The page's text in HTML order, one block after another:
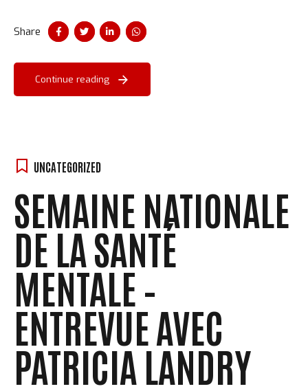
Share
Continue reading
UNCATEGORIZED
SEMAINE NATIONALE
DE LA SANTÉ
MENTALE –
ENTREVUE AVEC
PATRICIA LANDRY